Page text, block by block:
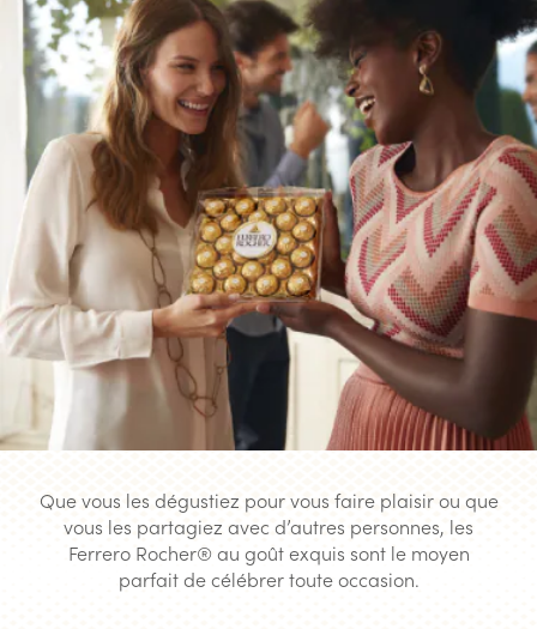
Que vous les dégustiez pour vous faire plaisir ou que
vous les partagiez avec d’autres personnes, les
Ferrero Rocher® au goût exquis sont le moyen
parfait de célébrer toute occasion.